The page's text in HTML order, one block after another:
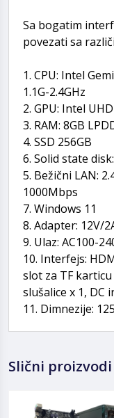
Sa bogatim
povezati sa
1. CPU: Intel
1.1G-2.4GHz
2. GPU: Intel
3. RAM: 8GB
4. SSD 256GB
6. Solid state
5. Bežični LAN:
1000Mbps
7. Windows 11
8. Adapter: 12V/
9. Ulaz: AC100-
10. Interfejs:
slot za TF karticu
slušalice x 1, DC
11. Dimnezije:
Slični proizvodi